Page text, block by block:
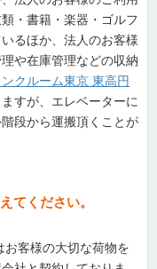
・書籍・楽器・ゴルフ
るほか、法人のお客様
や在庫管理などの収納
ンクルーム東京 東高円
すが、エレベーターに
段から運搬頂くことが
てください。
お客様の大切な荷物を